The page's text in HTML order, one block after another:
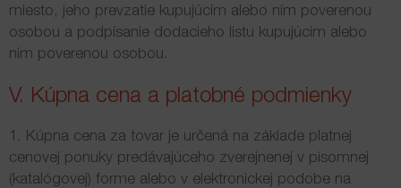
miesto, jeho prevzatie kupujúcim alebo ním poverenou
osobou a podpísanie dodacieho listu kupujúcim alebo
ním poverenou osobou.
V. Kúpna cena a platobné podmienky
1. Kúpna cena za tovar je určená na základe platnej
cenovej ponuky predávajúceho zverejnenej v písomnej
(katalógovej) forme alebo v elektronickej podobe na